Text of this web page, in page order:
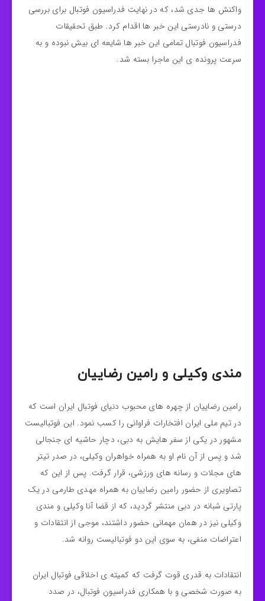
واکنش ها جدی شد، که در نهایت فدراسیون فوتبال برای بررسی
درستی و نادرستی این خبر ها اقدام کرد. طبق تحقیقات
فدراسیون فوتبال تمامی این خبر ها شایعه ای بیش نبوده و به
سرعت پرونده ی این ماجرا بسته شد.
مندی وکیلی و رامین رضاییان
رامین رضاییان از چهره های محبوب دنیای فوتبال ایران است که
در تیم ملی ایران افتخارات فراوانی را کسب نمود. این فوتبالیست
مشهور در یکی از سفر هایش به دبی، دچار حاشیه ای جنجالی
شد و پس از آن نام او به همراه خواهران وکیلی، در صدر تیتر
های مجلات و رسانه های ورزشی، قرار گرفت. پس از این که
تصاویری از حضور رامین رضاییان به همراه مهدی طارمی در یک
پارتی شبانه در دبی منتشر گردید، که از قضا آنا وکیلی و مندی
وکیلی نیز در همان مهمانی حضور داشتند، موجی از انتقادات و
اعتراضات منفی، به سوی این دو فوتبالیست روانه شد.
انتقادات به قدری قوت گرفت که کمیته ی اخلاقی فوتبال ایران
به صورت شخصی و با همکاری فدراسیون فوتبال، در صدد